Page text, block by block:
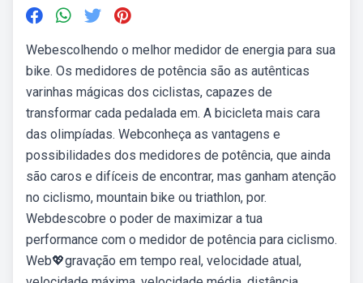
Webescolhendo o melhor medidor de energia para sua
bike. Os medidores de potência são as autênticas
varinhas mágicas dos ciclistas, capazes de
transformar cada pedalada em. A bicicleta mais cara
das olimpíadas. Webconheça as vantagens e
possibilidades dos medidores de potência, que ainda
são caros e difíceis de encontrar, mas ganham atenção
no ciclismo, mountain bike ou triathlon, por.
Webdescobre o poder de maximizar a tua
performance com o medidor de potência para ciclismo.
Web💖gravação em tempo real, velocidade atual,